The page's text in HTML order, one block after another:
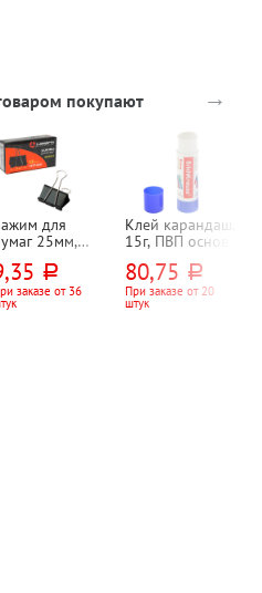
покупают →
для
25мм,
руб.
заказе от 36
Клей карандаш,
15г, ПВП основа,
80,75 руб.
При заказе от 20
штук